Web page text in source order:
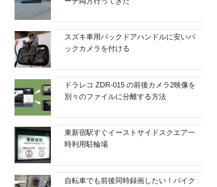
スズキ車用バックドアハンドルに安いバ
ックカメラを付ける
ドラレコ ZDR-015 の前後カメラ2映像を
別々のファイルに分離する方法
東新宿駅すぐイーストサイドスクエア一
時利用駐輪場
自転車でも前後同時録画したい！バイク